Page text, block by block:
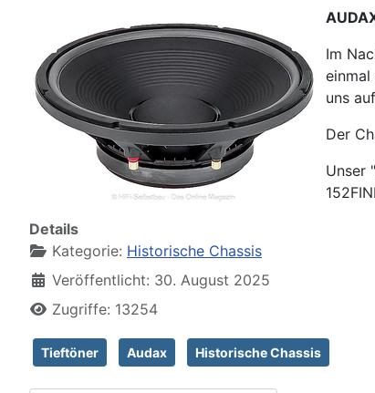
Im
uns
Der
Unser
Details
Kategorie: Historische Chassis
Veröffentlicht: 30. August 2025
Zugriffe: 13254
Tieftöner Audax Historische Chassis